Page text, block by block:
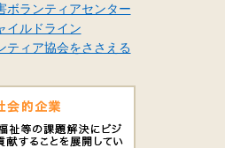
ボランティアセンター
イルドライン
ティア協会をささえる